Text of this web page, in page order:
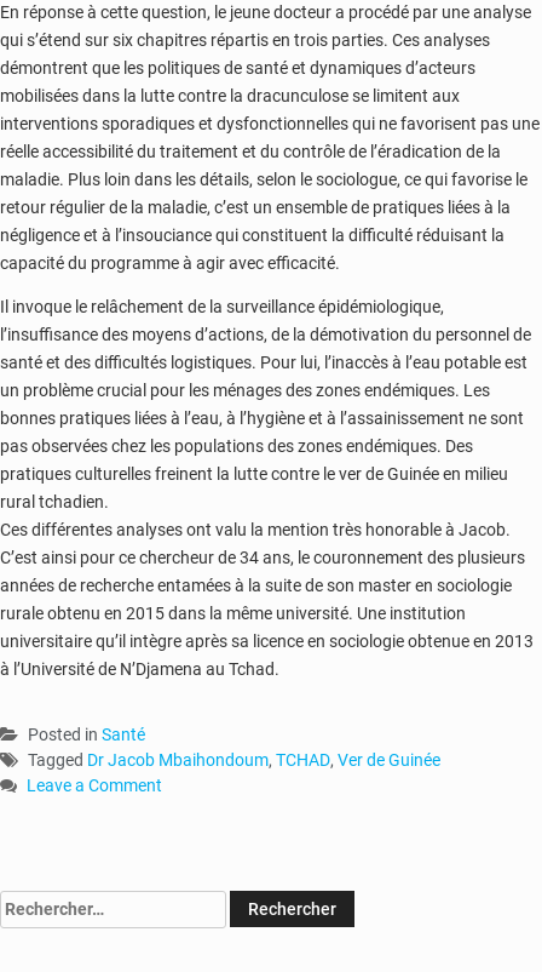
En réponse à cette question, le jeune docteur a procédé par une analyse
qui s’étend sur six chapitres répartis en trois parties. Ces analyses
démontrent que les politiques de santé et dynamiques d’acteurs
mobilisées dans la lutte contre la dracunculose se limitent aux
interventions sporadiques et dysfonctionnelles qui ne favorisent pas une
réelle accessibilité du traitement et du contrôle de l’éradication de la
maladie. Plus loin dans les détails, selon le sociologue, ce qui favorise le
retour régulier de la maladie, c’est un ensemble de pratiques liées à la
négligence et à l’insouciance qui constituent la difficulté réduisant la
capacité du programme à agir avec efficacité.
Il invoque le relâchement de la surveillance épidémiologique,
l’insuffisance des moyens d’actions, de la démotivation du personnel de
santé et des difficultés logistiques. Pour lui, l’inaccès à l’eau potable est
un problème crucial pour les ménages des zones endémiques. Les
bonnes pratiques liées à l’eau, à l’hygiène et à l’assainissement ne sont
pas observées chez les populations des zones endémiques. Des
pratiques culturelles freinent la lutte contre le ver de Guinée en milieu
rural tchadien.
Ces différentes analyses ont valu la mention très honorable à Jacob.
C’est ainsi pour ce chercheur de 34 ans, le couronnement des plusieurs
années de recherche entamées à la suite de son master en sociologie
rurale obtenu en 2015 dans la même université. Une institution
universitaire qu’il intègre après sa licence en sociologie obtenue en 2013
à l’Université de N’Djamena au Tchad.
Posted in Santé
Tagged Dr Jacob Mbaihondoum, TCHAD, Ver de Guinée
Leave a Comment
un
Rechercher :